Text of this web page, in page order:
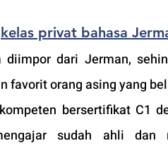
kelas privat bahasa
diimpor dari Jerman,
favorit orang asing yang
bersertifikat C1
sudah ahli dan